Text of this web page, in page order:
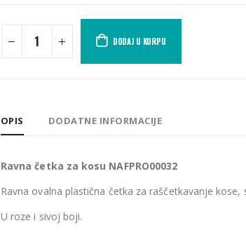
DODAJ U KORPU
OPIS DODATNE INFORMACIJE
Ravna četka za kosu NAFPRO00032
Ravna ovalna plastična četka za raščetkavanje
U roze i sivoj boji.